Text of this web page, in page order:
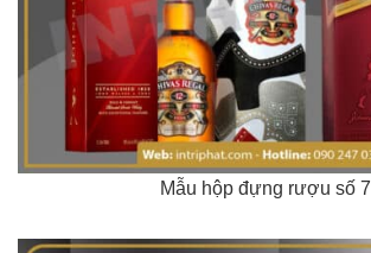
Mẫu hộp đựng rượu số 7